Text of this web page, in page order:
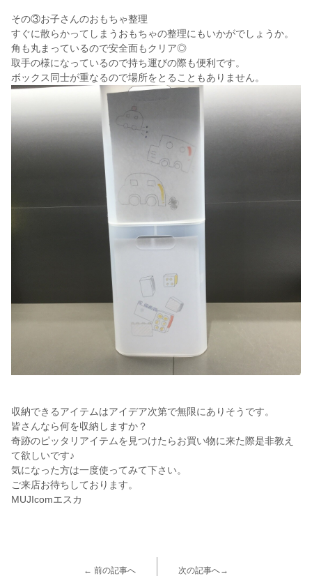
その③お子さんのおもちゃ整理
すぐに散らかってしまうおもちゃの整理にもいかがでしょうか。
角も丸まっているので安全面もクリア◎
取手の様になっているので持ち運びの際も便利です。
ボックス同士が重なるので場所をとることもありません。
収納できるアイテムはアイデア次第で無限にありそうです。
皆さんなら何を収納しますか？
奇跡のピッタリアイテムを見つけたらお買い物に来た際是非教え
て欲しいです♪
気になった方は一度使ってみて下さい。
ご来店お待ちしております。
MUJIcomエスカ
← 前の記事へ 次の記事へ→